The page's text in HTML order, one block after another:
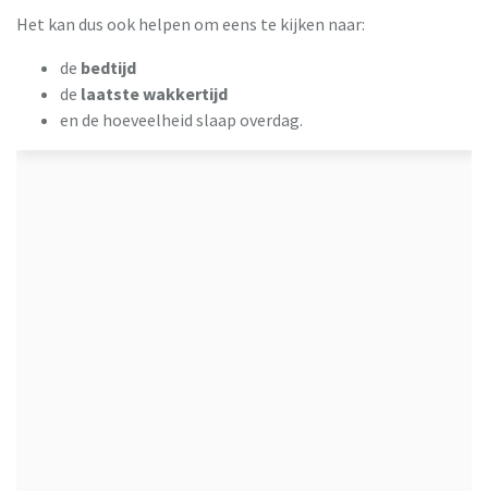
Het kan dus ook helpen om eens te kijken naar:
de bedtijd
de laatste wakkertijd
en de hoeveelheid slaap overdag.